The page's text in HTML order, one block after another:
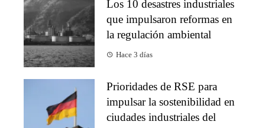
Los 10 desastres industriales
que impulsaron reformas en
la regulación ambiental
Hace 3 días
Prioridades de RSE para
impulsar la sostenibilidad en
ciudades industriales del